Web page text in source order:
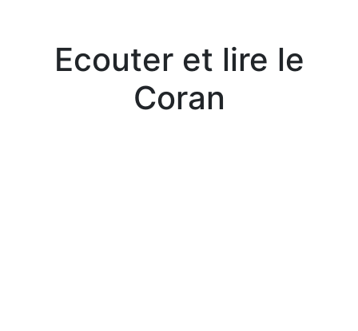
Ecouter et lire le
Coran